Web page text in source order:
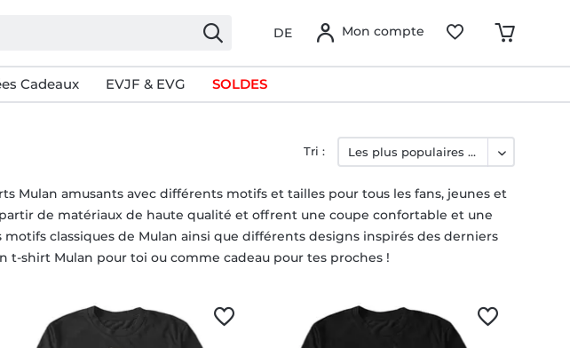
DE Mon compte
Cadeaux EVJF & EVG SOLDES
Mulan amusants avec différents motifs et tailles pour tous les fans, jeunes et
de matériaux de haute qualité et offrent une coupe confortable et une
classiques de Mulan ainsi que différents designs inspirés des derniers
t-shirt Mulan pour toi ou comme cadeau pour tes proches !
Tri :